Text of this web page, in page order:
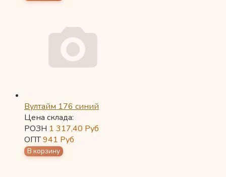
Вултайм 176 синий
Цена склада:
РОЗН 1 317,40 Руб
ОПТ941 Руб